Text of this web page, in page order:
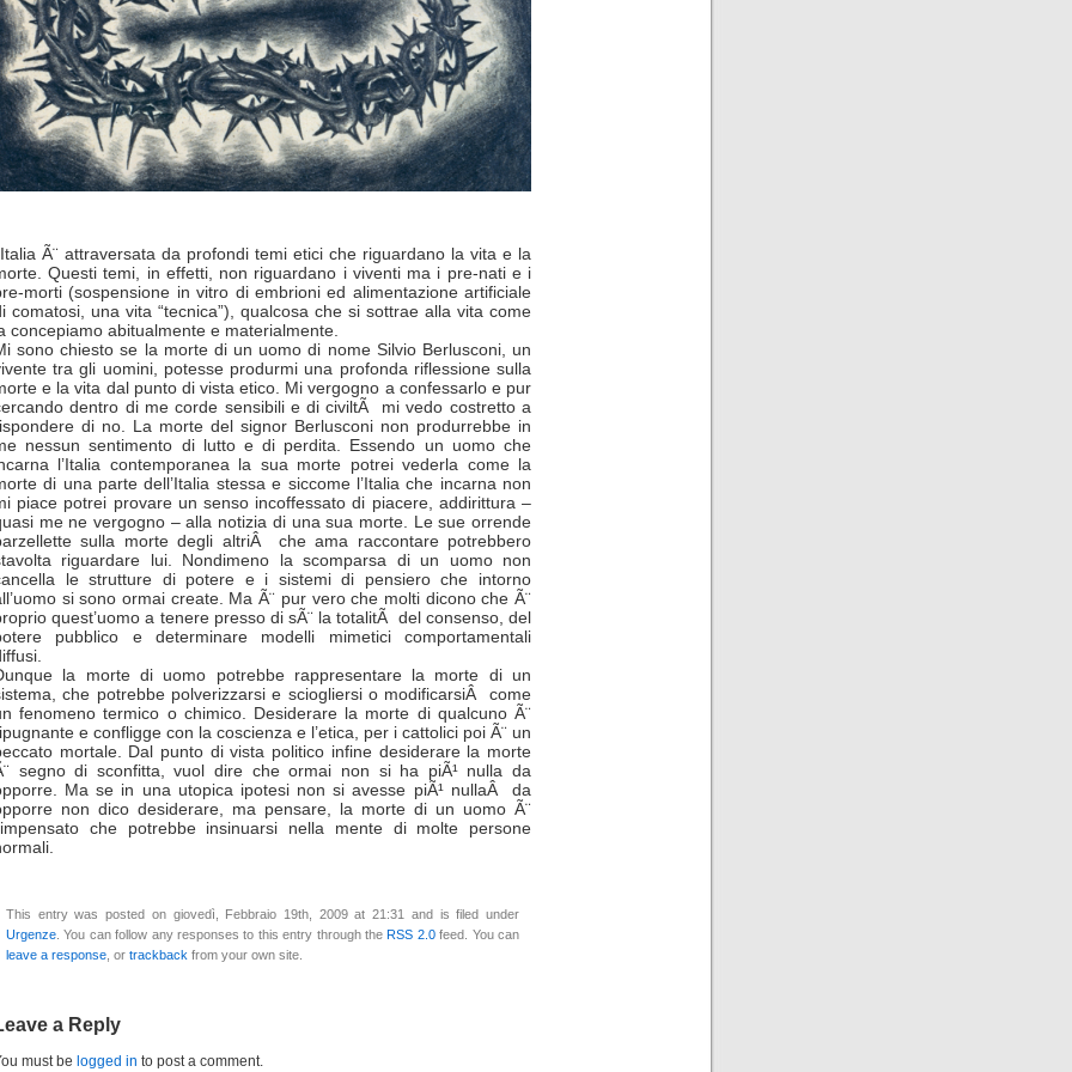
Ã¨ attraversata da profondi temi etici che riguardano la vita e la
Questi temi, in effetti, non riguardano i viventi ma i pre-nati e i
morti (sospensione in vitro di embrioni ed alimentazione artificiale
comatosi, una vita “tecnica”), qualcosa che si sottrae alla vita come
concepiamo abitualmente e materialmente.
sono chiesto se la morte di un uomo di nome Silvio Berlusconi, un
tra gli uomini, potesse produrmi una profonda riflessione sulla
e la vita dal punto di vista etico. Mi vergogno a confessarlo e pur
dentro di me corde sensibili e di civiltÃ mi vedo costretto a
di no. La morte del signor Berlusconi non produrrebbe in
nessun sentimento di lutto e di perdita. Essendo un uomo che
l’Italia contemporanea la sua morte potrei vederla come la
di una parte dell’Italia stessa e siccome l’Italia che incarna non
piace potrei provare un senso incoffessato di piacere, addirittura –
me ne vergogno – alla notizia di una sua morte. Le sue orrende
sulla morte degli altriÂ che ama raccontare potrebbero
riguardare lui. Nondimeno la scomparsa di un uomo non
le strutture di potere e i sistemi di pensiero che intorno
si sono ormai create. Ma Ã¨ pur vero che molti dicono che Ã¨
quest’uomo a tenere presso di sÃ¨ la totalitÃ del consenso, del
pubblico e determinare modelli mimetici comportamentali
la morte di uomo potrebbe rappresentare la morte di un
che potrebbe polverizzarsi e sciogliersi o modificarsiÂ come
fenomeno termico o chimico. Desiderare la morte di qualcuno Ã¨
e confligge con la coscienza e l’etica, per i cattolici poi Ã¨ un
mortale. Dal punto di vista politico infine desiderare la morte
segno di sconfitta, vuol dire che ormai non si ha piÃ¹ nulla da
Ma se in una utopica ipotesi non si avesse piÃ¹ nullaÂ da
non dico desiderare, ma pensare, la morte di un uomo Ã¨
che potrebbe insinuarsi nella mente di molte persone
This entry was posted on giovedì, Febbraio 19th, 2009 at 21:31 and is filed under
Urgenze . You can follow any responses to this entry through theRSS 2.0feed. You can
leave a response , or trackback from your own site.
a Reply
must be logged in to post a comment.